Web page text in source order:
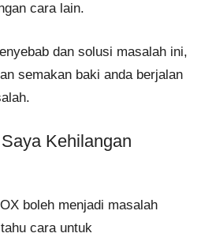
cara lain.
dan solusi masalah ini,
semakan baki anda berjalan
Kehilangan
boleh menjadi masalah
cara untuk